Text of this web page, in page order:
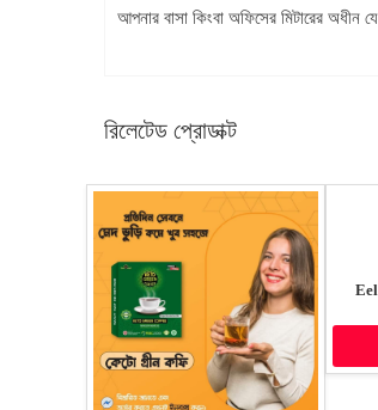
আপনার বাসা কিংবা অফিসের মিটারের
রিলেটেড প্রোডাক্ট